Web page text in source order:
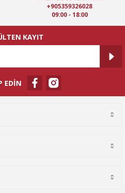
pahalı.
Gönder
+905359326028
09:00 - 18:00
KAYIT
EDİN